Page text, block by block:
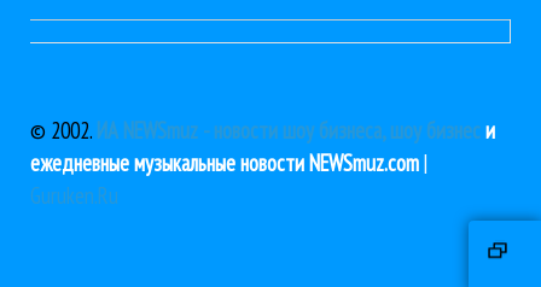
© 2002. ИА NEWSmuz - новости шоу бизнеса, шоу бизнеси
ежедневные музыкальные новости NEWSmuz.com|
Guruken.Ru